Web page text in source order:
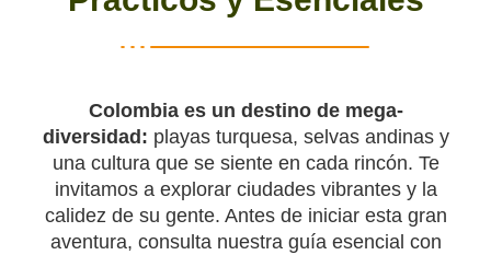
Colombia es un destino de mega-
diversidad: playas turquesa, selvas andinas y
una cultura que se siente en cada rincón. Te
invitamos a explorar ciudades vibrantes y la
calidez de su gente. Antes de iniciar esta gran
aventura, consulta nuestra guía esencial con